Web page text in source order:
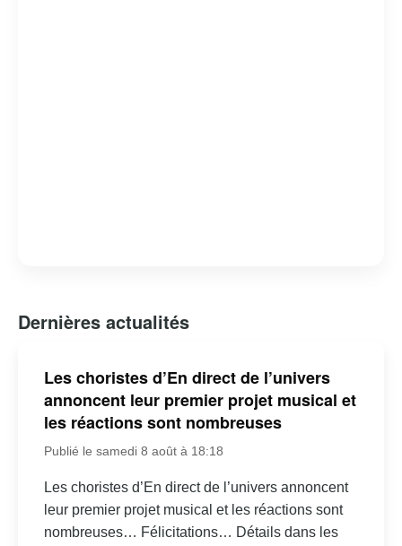
Dernières actualités
Les choristes d’En direct de l’univers
annoncent leur premier projet musical et
les réactions sont nombreuses
Publié le samedi 8 août à 18:18
Les choristes d’En direct de l’univers annoncent
leur premier projet musical et les réactions sont
nombreuses… Félicitations… Détails dans les